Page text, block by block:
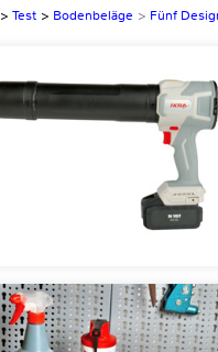
> Test > Bodenbeläge > Fünf